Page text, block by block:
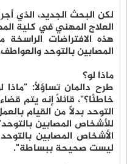
لكن البحث الجديد، الذي
العلاج المهني في كلية
هذه الافتراضات
المصابين بالتوحد
ماذا لو؟
طرح دالمان تساؤلًا:
خاطئًا؟"، قائلًا إنه يتم
التوحد بدلاً من القيام
للأشخاص المصابين
الأشخاص المصابين
ليست صحيحة ببساطة".